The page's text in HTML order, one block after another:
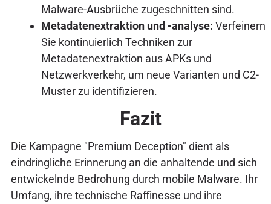
Malware-Ausbrüche zugeschnitten sind.
Metadatenextraktion und -analyse: Verfeinern
Sie kontinuierlich Techniken zur
Metadatenextraktion aus APKs und
Netzwerkverkehr, um neue Varianten und C2-
Muster zu identifizieren.
Fazit
Die Kampagne "Premium Deception" dient als
eindringliche Erinnerung an die anhaltende und sich
entwickelnde Bedrohung durch mobile Malware. Ihr
Umfang, ihre technische Raffinesse und ihre